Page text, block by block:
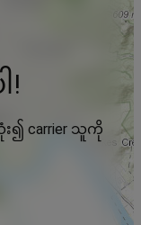
!
း၍ carrier သူကို